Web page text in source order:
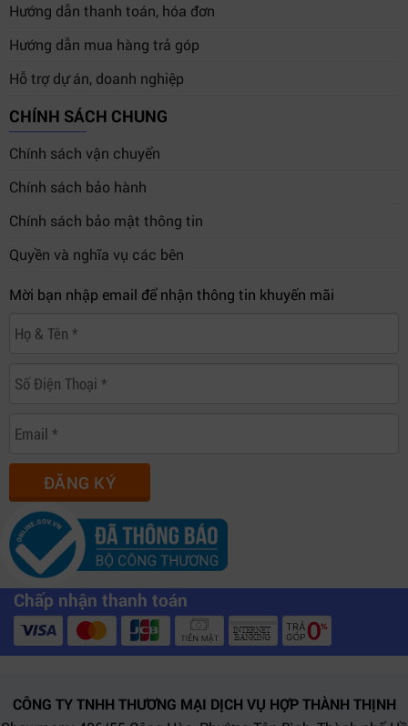
Hướng dẫn thanh toán, hóa đơn
Hướng dẫn mua hàng trả góp
Hỗ trợ dự án, doanh nghiệp
CHÍNH SÁCH CHUNG
Chính sách vận chuyển
Chính sách bảo hành
Chính sách bảo mật thông tin
Quyền và nghĩa vụ các bên
Mời bạn nhập email để nhận thông tin khuyến mãi
ĐĂNG KÝ
Chấp nhận thanh toán
CÔNG TY TNHH THƯƠNG MẠI DỊCH VỤ HỢP THÀNH THỊNH